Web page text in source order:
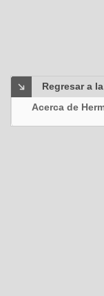
Regresar a
Acerca de